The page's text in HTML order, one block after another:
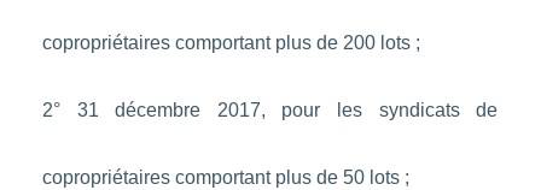
copropriétaires comportant plus de 200 lots ;
2° 31 décembre 2017, pour les syndicats de
copropriétaires comportant plus de 50 lots ;